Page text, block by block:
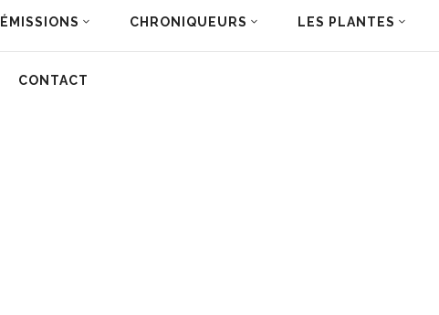
ÉMISSIONS CHRONIQUEURS LES PLANTES
CONTACT